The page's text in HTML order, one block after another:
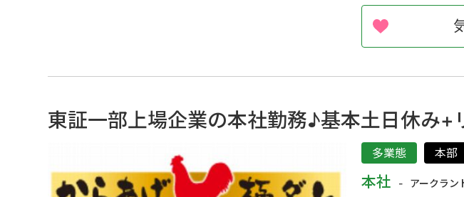
東証一部上場企業の本社勤務♪基本土日休み
多業態 本部
本社 アークラン